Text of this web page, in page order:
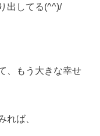
出してる(^^)/
、もう大きな幸せ
れば、